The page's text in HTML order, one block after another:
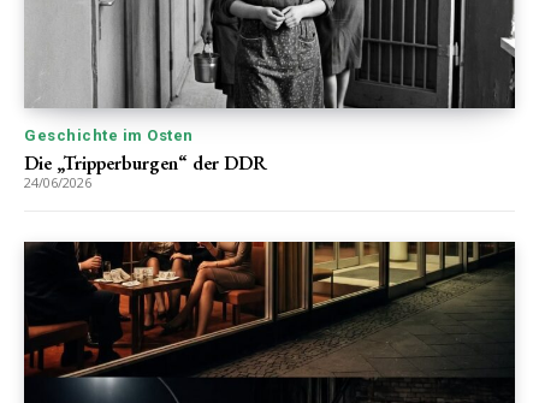
Geschichte im Osten
Die „Tripperburgen“ der DDR
24/06/2026